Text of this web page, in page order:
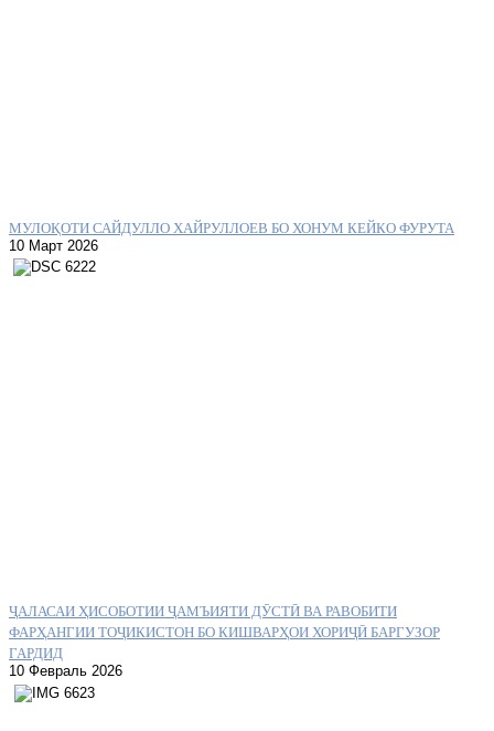
МУЛОҚОТИ САЙДУЛЛО ХАЙРУЛЛОЕВ БО ХОНУМ КЕЙКО ФУРУТА
10 Март 2026
ҶАЛАСАИ ҲИСОБОТИИ ҶАМЪИЯТИ ДӮСТӢ ВА РАВОБИТИ
ФАРҲАНГИИ ТОҶИКИСТОН БО КИШВАРҲОИ ХОРИҶӢ БАРГУЗОР
ГАРДИД
10 Февраль 2026